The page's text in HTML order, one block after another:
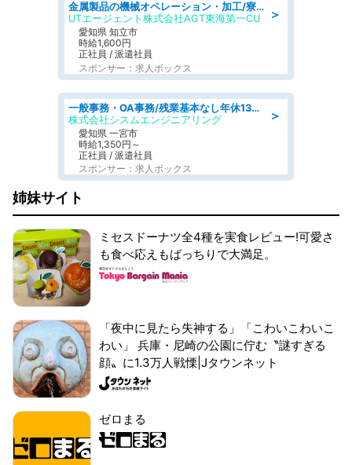
＞
金属製品の機械オペレーション・加工/寮完備/日払い/工場・製造
UTエージェント株式会社AGT東海第一CU
愛知県 知立市
時給1,600円
正社員 / 派遣社員
スポンサー：求人ボックス
＞
一般事務・OA事務/残業基本なし年休130日社保完備の一般・調達事務
株式会社シスムエンジニアリング
愛知県 一宮市
時給1,350円～
正社員 / 派遣社員
スポンサー：求人ボックス
姉妹サイト
ミセスドーナツ全4種を実食レビュー!可愛さ
も食べ応えもばっちりで大満足。
「夜中に見たら失神する」「こわいこわいこ
わい」 兵庫・尼崎の公園に佇む〝謎すぎる
顔〟に1.3万人戦慄|Jタウンネット
ゼロまる